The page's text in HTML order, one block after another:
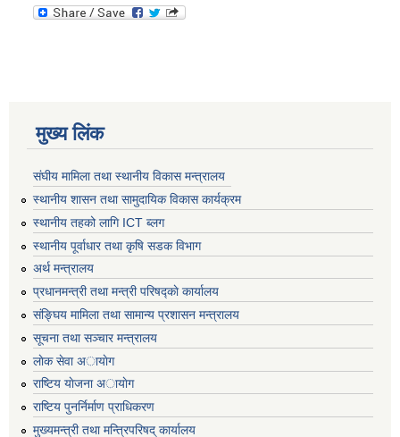
मुख्य लिंक
संघीय मामिला तथा स्थानीय विकास मन्त्रालय
स्थानीय शासन तथा सामुदायिक विकास कार्यक्रम
स्थानीय तहको लागि ICT ब्लग
स्थानीय पूर्वाधार तथा कृषि सडक विभाग
अर्थ मन्त्रालय
प्रधानमन्त्री तथा मन्त्री परिषद्काे कार्यालय
संङ्घिय मामिला तथा सामान्य प्रशासन मन्त्रालय
सूचना तथा सञ्चार मन्त्रालय
लाेक सेवा अायाेग
राष्टिय याेजना अायाेग
राष्टिय पुनर्निर्माण प्राधिकरण
मुख्यमन्त्री तथा मन्त्रिपरिषद् कार्यालय